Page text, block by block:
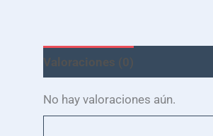
Valoraciones (0)
No hay valoraciones aún.